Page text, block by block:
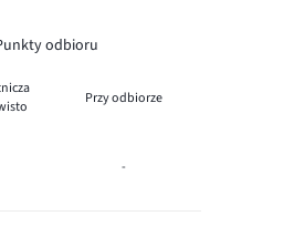
odbioru
Przy odbiorze
-